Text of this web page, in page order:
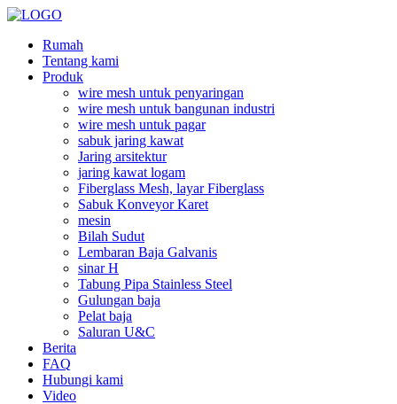
Rumah
Tentang kami
Produk
wire mesh untuk penyaringan
wire mesh untuk bangunan industri
wire mesh untuk pagar
sabuk jaring kawat
Jaring arsitektur
jaring kawat logam
Fiberglass Mesh, layar Fiberglass
Sabuk Konveyor Karet
mesin
Bilah Sudut
Lembaran Baja Galvanis
sinar H
Tabung Pipa Stainless Steel
Gulungan baja
Pelat baja
Saluran U&C
Berita
FAQ
Hubungi kami
Video